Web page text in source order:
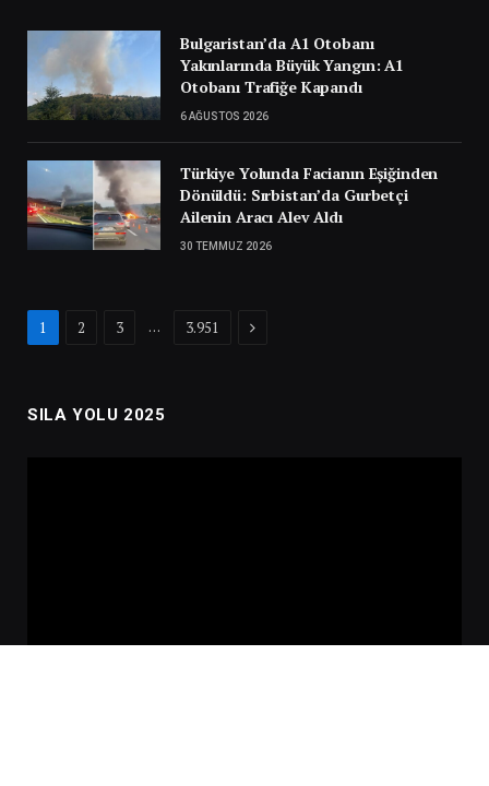
Bulgaristan’da A1 Otobanı
Yakınlarında Büyük Yangın: A1
Otobanı Trafiğe Kapandı
6 AĞUSTOS 2026
Türkiye Yolunda Facianın Eşiğinden
Dönüldü: Sırbistan’da Gurbetçi
Ailenin Aracı Alev Aldı
30 TEMMUZ 2026
1 2 3 … 3.951 Next
SILA YOLU 2025